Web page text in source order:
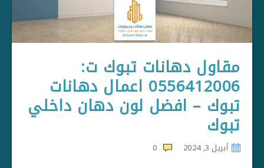
مقاول دهانات تبوك ت:
0556412006 اعمال دهانات
تبوك – افضل لون دهان داخلي
تبوك
أبريل 3, 2024 0